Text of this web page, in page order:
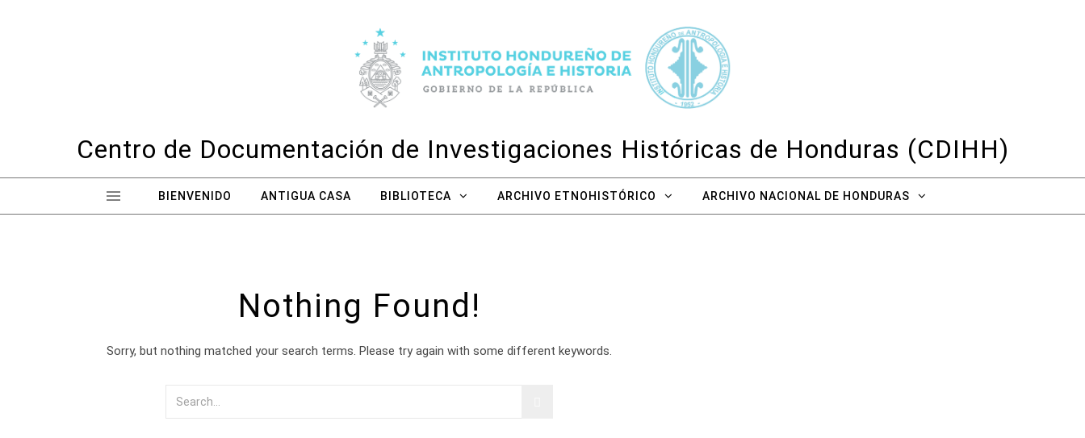
Centro de Documentación de Investigaciones Históricas de Honduras (CDIHH)
BIENVENIDO ANTIGUA CASA BIBLIOTECA ARCHIVO ETNOHISTÓRICO ARCHIVO NACIONAL DE HONDURAS
Nothing Found!
Sorry, but nothing matched your search terms. Please try again with some different keywords.